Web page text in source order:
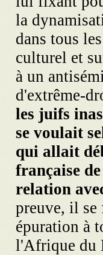
la
dans tous
culturel et
à un
d'extrême-
les juifs
se voulait
qui allait
française
relation
preuve, il
épuration à
l'Afrique du